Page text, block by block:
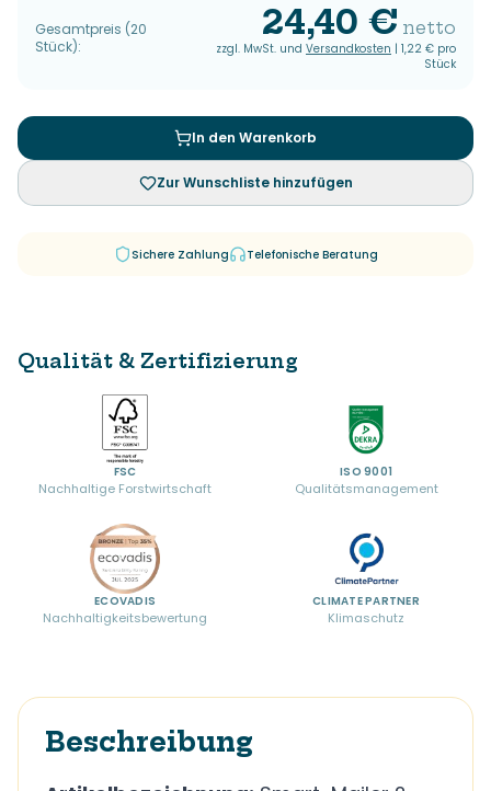
Gesamtpreis (20
Stück):
24,40 € netto
zzgl. MwSt. und Versandkosten | 1,22 € pro
Stück
In den Warenkorb
Zur Wunschliste hinzufügen
Sichere Zahlung Telefonische Beratung
Qualität & Zertifizierung
FSC
Nachhaltige Forstwirtschaft
ISO 9001
Qualitätsmanagement
ECOVADIS
Nachhaltigkeitsbewertung
CLIMATE PARTNER
Klimaschutz
Beschreibung